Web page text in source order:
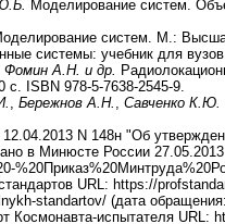
Моделирование систем.
систем. М.:
системы: учебник для
Фомин А.Н. и др.
с. ISBN 978-5-7638-2545-9.
, Бережнов А.Н. , Савченко К.Ю.
N 148н "Об
в Минюсте России
URL: https://
standartov/ (дата
Космонавта-испытателя URL: